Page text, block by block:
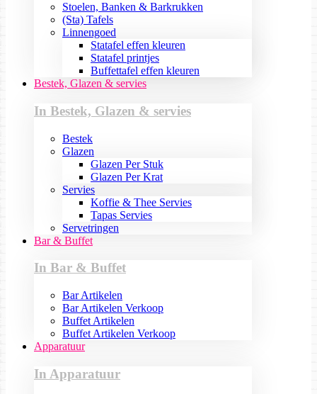
Stoelen, Banken & Barkrukken
(Sta) Tafels
Linnengoed
Statafel effen kleuren
Statafel printjes
Buffettafel effen kleuren
Bestek, Glazen & servies
In Bestek, Glazen & servies
Bestek
Glazen
Glazen Per Stuk
Glazen Per Krat
Servies
Koffie & Thee Servies
Tapas Servies
Servetringen
Bar & Buffet
In Bar & Buffet
Bar Artikelen
Bar Artikelen Verkoop
Buffet Artikelen
Buffet Artikelen Verkoop
Apparatuur
In Apparatuur